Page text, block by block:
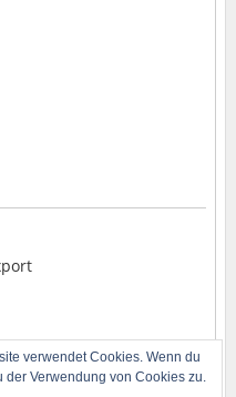
verwendet Cookies. Wenn du
der Verwendung von Cookies zu.